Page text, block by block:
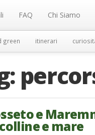
FAQ Chi Siamo
green itinerari
e
e mare